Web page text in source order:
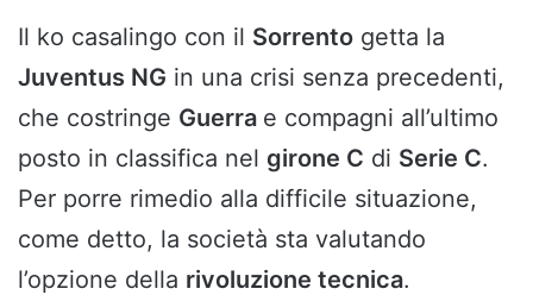
Il ko casalingo con il Sorrento getta la
Juventus NG in una crisi senza precedenti,
che costringe Guerra e compagni all’ultimo
posto in classifica nel girone C di Serie C.
Per porre rimedio alla difficile situazione,
come detto, la società sta valutando
l’opzione della rivoluzione tecnica.